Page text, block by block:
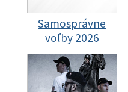
Samosprávne
voľby 2026